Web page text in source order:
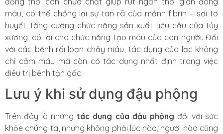
máu, có thể chống lại sự tan rã của mảnh fibrin – sợi tơ
huyết, tăng cường chức năng sản xuất tiểu cầu của tủy
xương, có lợi cho chức năng tạo máu của con người. Đối
với các bệnh rối loạn chảy máu, tác dụng của lạc không
chỉ cầm máu mà còn có tác dụng nhất định trong việc
điều trị bệnh tận gốc.
Lưu ý khi sử dụng đậu phộng
Trên đây là nhữngtác dụng của đậu phộng đối với sức
khỏe chúng ta, nhưng không phải lúc nào, người nào cũng